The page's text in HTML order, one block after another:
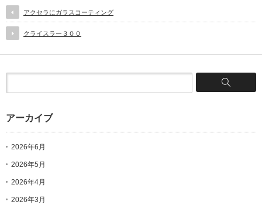
アクセラにガラスコーティング
クライスラー３００
アーカイブ
2026年6月
2026年5月
2026年4月
2026年3月